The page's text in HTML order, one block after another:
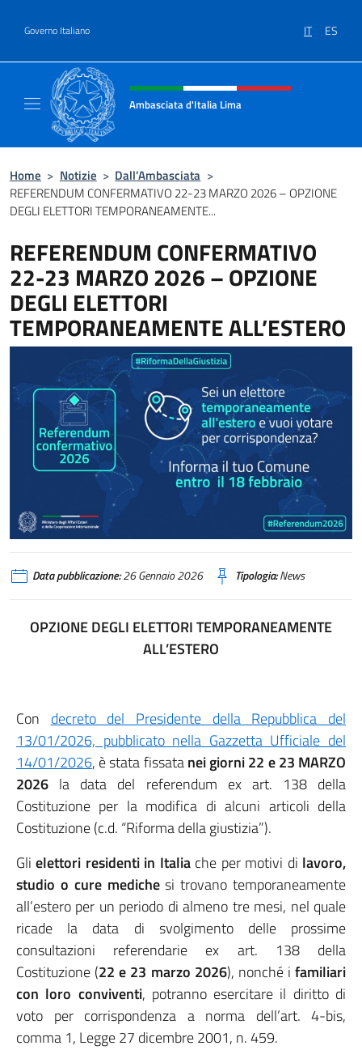
Governo Italiano IT ES
Intestazione sito, social e menù
Ambasciata d'Italia Lima
Home > Notizie > Dall’Ambasciata >
REFERENDUM CONFERMATIVO 22-23 MARZO 2026 – OPZIONE
DEGLI ELETTORI TEMPORANEAMENTE...
REFERENDUM CONFERMATIVO
22-23 MARZO 2026 – OPZIONE
DEGLI ELETTORI
TEMPORANEAMENTE ALL’ESTERO
Data pubblicazione:26 Gennaio 2026 Tipologia:News
OPZIONE DEGLI ELETTORI TEMPORANEAMENTE
ALL’ESTERO
Condecreto del Presidente della Repubblica del
13/01/2026, pubblicato nella Gazzetta Ufficiale del
14/01/2026, è stata fissatanei giorni 22 e 23 MARZO
2026 la data del referendum ex art. 138 della
Costituzione per la modifica di alcuni articoli della
Costituzione (c.d. “Riforma della giustizia”).
Glielettori residenti in Italiache per motivi di lavoro,
studio o cure medichesi trovano temporaneamente
all’estero per un periodo di almeno tre mesi, nel quale
ricade la data di svolgimento delle prossime
consultazioni referendarie ex art. 138 della
Costituzione (22 e 23 marzo 2026), nonché i familiari
con loro conviventi, potranno esercitare il diritto di
voto per corrispondenza a norma dell’art. 4-bis,
comma 1, Legge 27 dicembre 2001, n. 459.